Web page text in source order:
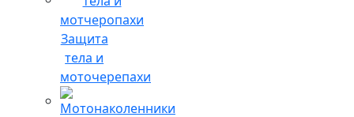
Защита
тела и
моточерепахи